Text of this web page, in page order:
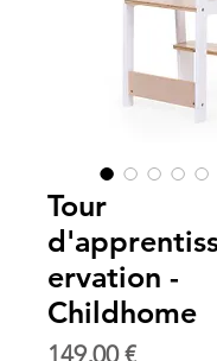
Tour
ervation -
Childhome
149,00 €Prix